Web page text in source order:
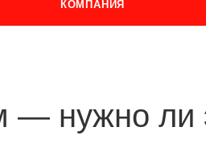
КОМПАНИЯ
— нужно ли